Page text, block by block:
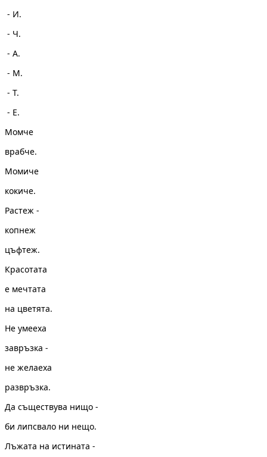
- И.
- Ч.
- А.
- М.
- Т.
- Е.
Момче
врабче.
Момиче
кокиче.
Растеж -
копнеж
цъфтеж.
Красотата
е мечтата
на цветята.
Не умееха
завръзка -
не желаеха
развръзка.
Да съществува нищо -
би липсвало ни нещо.
Лъжата на истината -